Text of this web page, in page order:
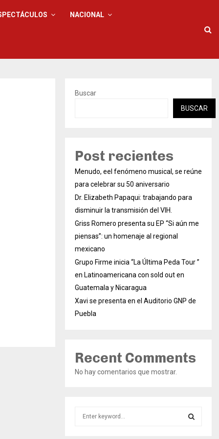
NACIONAL
Buscar
BUSCAR
Post recientes
Menudo, eel fenómeno musical, se reúne
para celebrar su 50 aniversario
Dr. Elizabeth Papaqui: trabajando para
disminuir la transmisión del VIH.
Griss Romero presenta su EP “Si aún me
piensas”: un homenaje al regional
mexicano
Grupo Firme inicia “La Última Peda Tour ”
en Latinoamericana con sold out en
Guatemala y Nicaragua
Xavi se presenta en el Auditorio GNP de
Puebla
Recent Comments
No hay comentarios que mostrar.